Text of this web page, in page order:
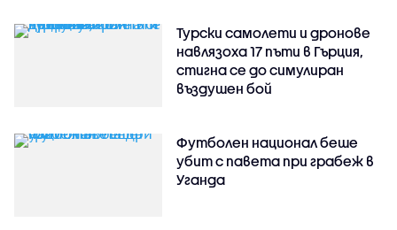
Турски самолети и дронове
навлязоха 17 пъти в Гърция,
стигна се до симулиран
въздушен бой
Футболен национал беше
убит с павета при грабеж в
Уганда